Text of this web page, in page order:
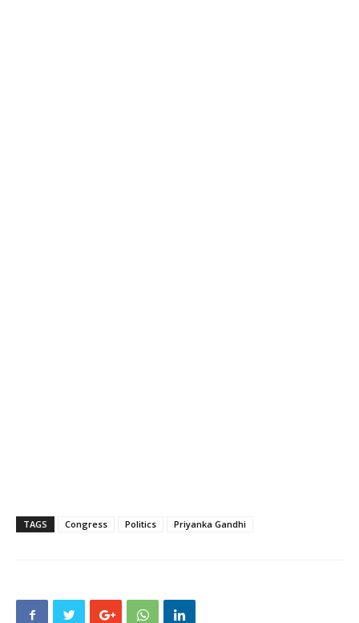
TAGS Congress Politics Priyanka Gandhi